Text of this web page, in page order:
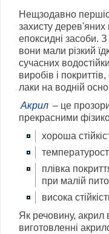
Нещзодавно
захисту дерев'яних
епоксидні засоби.
вони мали різкий
сучасних
виробів і
лаки на водній
Акрил – це
прекрасними
хороша
плівка
при малій
висока
Як речовину, акрил
виготовленні